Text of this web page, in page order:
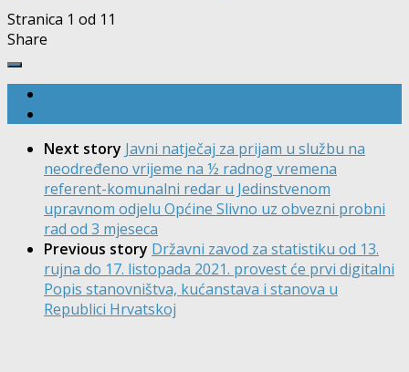
Stranica 1 od 1 1
Share
Next story Javni natječaj za prijam u službu na
neodređeno vrijeme na ½ radnog vremena
referent-komunalni redar u Jedinstvenom
upravnom odjelu Općine Slivno uz obvezni probni
rad od 3 mjeseca
Previous story Državni zavod za statistiku od 13.
rujna do 17. listopada 2021. provest će prvi digitalni
Popis stanovništva, kućanstava i stanova u
Republici Hrvatskoj